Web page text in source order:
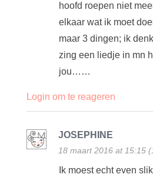
hoofd roepen niet
elkaar wat ik moet
maar 3 dingen; ik
zing een liedje in mn
jou……
Login om te reageren
JOSEPHINE
18 maart 2016 at 15:15
Ik moest echt even